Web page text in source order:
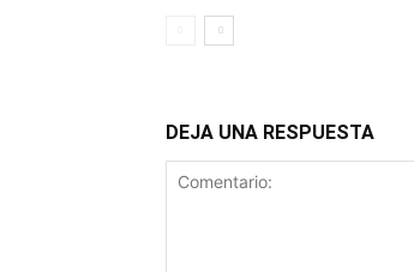
DEJA UNA RESPUESTA